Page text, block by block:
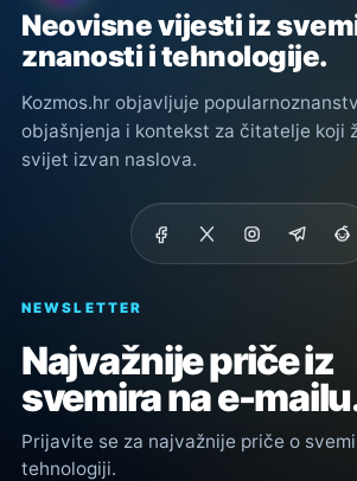
Neovisne vijesti iz
znanosti i tehnologije.
Kozmos.hr objavljuje
objašnjenja i kontekst za čitatelje koji
svijet izvan naslova.
NEWSLETTER
Najvažnije priče iz
svemira na e-
Prijavite se za najvažnije priče o
tehnologiji.